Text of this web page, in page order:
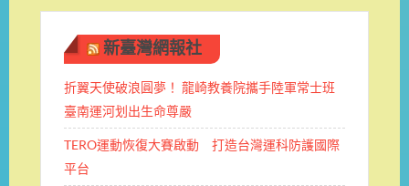
新臺灣網報社
折翼天使破浪圓夢！ 龍崎教養院攜手陸軍常士班 ​
臺南運河划出生命尊嚴
TERO運動恢復大賽啟動 打造台灣運科防護國際
平台